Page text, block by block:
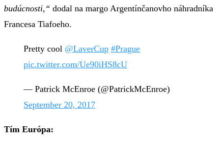
budúcnosti,“ dodal na margo Argentínčanovho náhradníka
Francesa Tiafoeho.
Pretty cool @LaverCup #Prague
pic.twitter.com/Ue90iHS8cU
— Patrick McEnroe (@PatrickMcEnroe)
September 20, 2017
Tím Európa: